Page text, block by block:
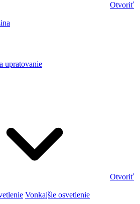
Otvoriť
upratovanie
Otvoriť
Vonkajšie osvetlenie